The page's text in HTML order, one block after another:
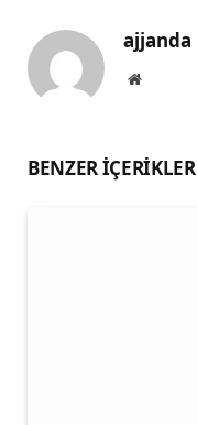
ajjanda
Website
BENZER İÇERIKLER